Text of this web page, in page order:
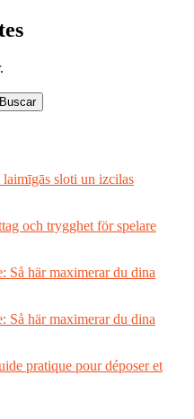
Buscar
sloti un izcilas
och trygghet för spelare
här maximerar du dina
här maximerar du dina
pratique pour déposer et